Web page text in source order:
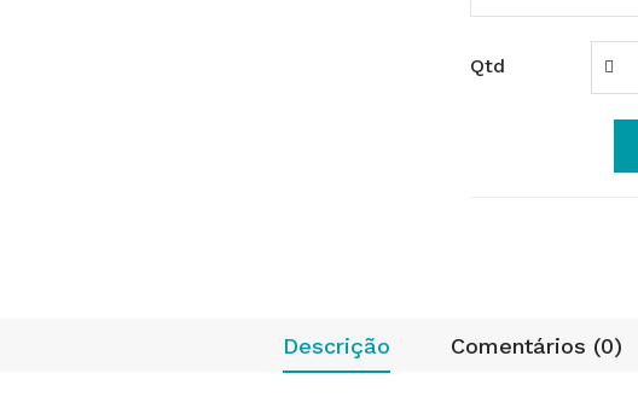
Qtd
Descrição Comentários (0)